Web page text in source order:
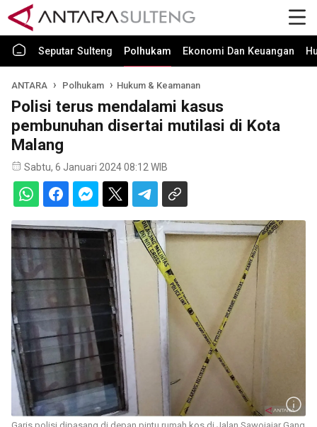
Seputar Sulteng Polhukam Ekonomi Dan Keuangan
ANTARA Polhukam Hukum & Keamanan
Polisi terus mendalami kasus
pembunuhan disertai mutilasi di Kota
Malang
Sabtu, 6 Januari 2024 08:12 WIB